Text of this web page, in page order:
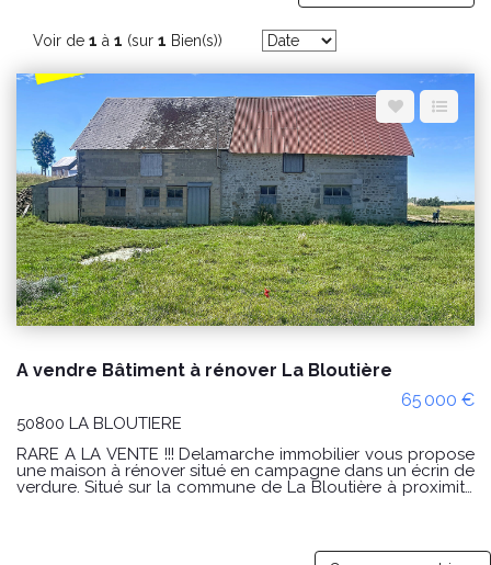
Espace client Nous contacter
Voir de 1 à 1 (sur 1 Bien(s))
A vendre Bâtiment à rénover La Bloutière
65 000 €
50800 LA BLOUTIERE
RARE A LA VENTE !!! Delamarche immobilier vous propose
une maison à rénover situé en campagne dans un écrin de
verdure. Situé sur la commune de La Bloutière à proximité
Permis de construire validé Endroit calme et tranquille.